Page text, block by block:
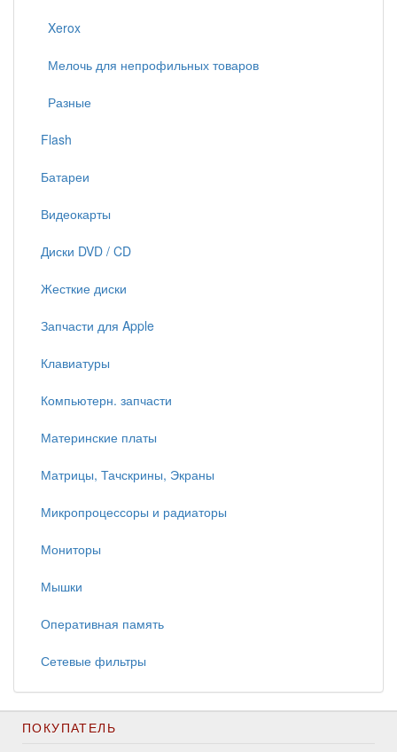
Xerox
Мелочь для непрофильных товаров
Разные
Flash
Батареи
Видеокарты
Диски DVD / CD
Жесткие диски
Запчасти для Apple
Клавиатуры
Компьютерн. запчасти
Материнские платы
Матрицы, Тачскрины, Экраны
Микропроцессоры и радиаторы
Мониторы
Мышки
Оперативная память
Сетевые фильтры
ПОКУПАТЕЛЬ